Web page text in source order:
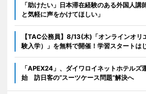
「助けたい」日本滞在経験のある外国人
と気軽に声をかけてほしい」
【TAC公務員】8/13(木)「オンラインオリ
験入学）」を無料で開催！学習スタートは
「APEX24」、ダイワロイネットホテルズ
始 訪日客の“スーツケース問題”解決へ